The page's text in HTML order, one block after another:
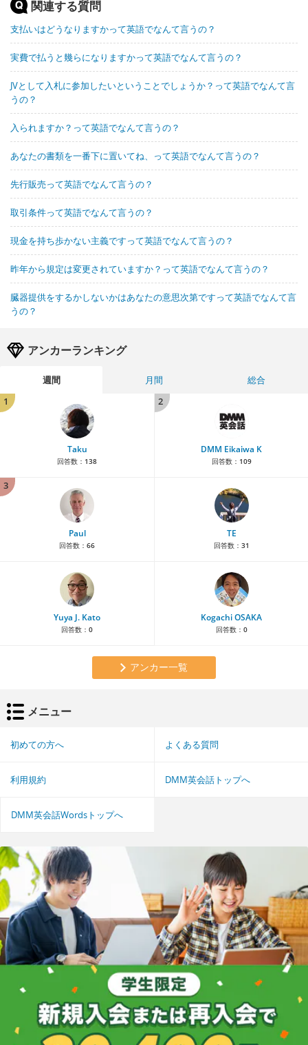
関連する質問
支払いはどうなりますかって英語でなんて言うの？
実費で払うと幾らになりますかって英語でなんて言うの？
JVとして入札に参加したいということでしょうか？って英語でなんて言
うの？
入られますか？って英語でなんて言うの？
あなたの書類を一番下に置いてね、って英語でなんて言うの？
先行販売って英語でなんて言うの？
取引条件って英語でなんて言うの？
現金を持ち歩かない主義ですって英語でなんて言うの？
昨年から規定は変更されていますか？って英語でなんて言うの？
臓器提供をするかしないかはあなたの意思次第ですって英語でなんて言
うの？
アンカーランキング
週間 月間
総合
1
Taku
回答数： 138
2
DMM Eikaiwa K
回答数： 109
3
Paul
回答数： 66
TE
回答数： 31
Yuya J. Kato
回答数： 0
Kogachi OSAKA
回答数： 0
アンカー一覧
メニュー
初めての方へ よくある質問
利用規約 DMM英会話トップへ
DMM英会話Wordsトップへ